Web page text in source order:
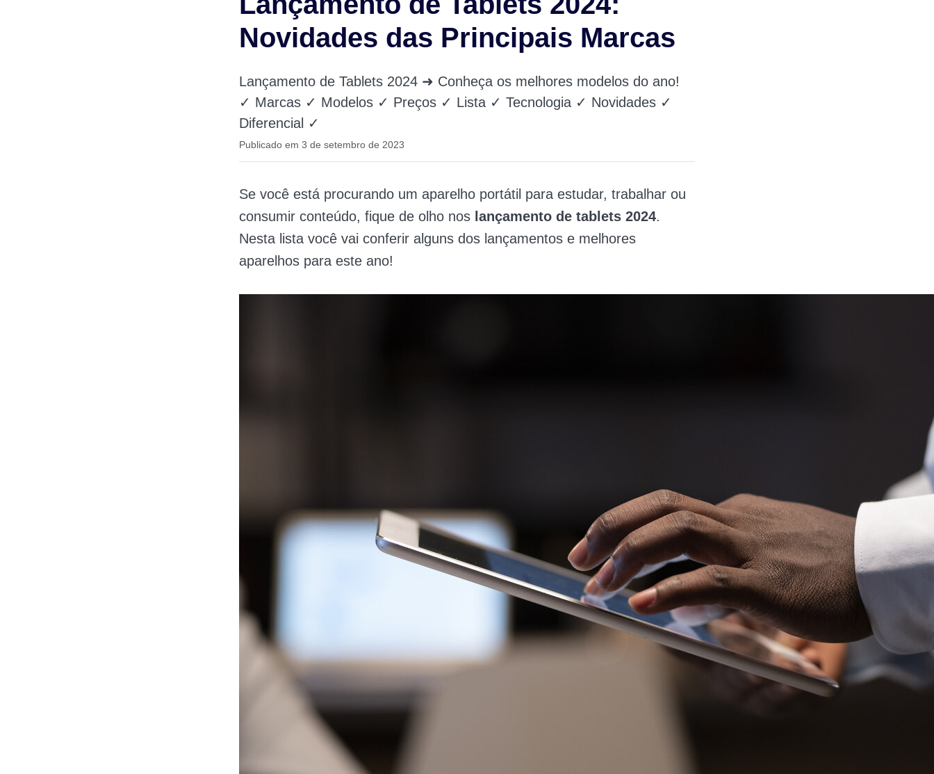
Novidades das Principais Marcas
Lançamento de Tablets 2024 ➜ Conheça os melhores modelos do ano!
✓ Marcas ✓ Modelos ✓ Preços ✓ Lista ✓ Tecnologia ✓ Novidades ✓
Diferencial ✓
Publicado em 3 de setembro de 2023
Se você está procurando um aparelho portátil para estudar, trabalhar ou
consumir conteúdo, fique de olho nos lançamento de tablets 2024.
Nesta lista você vai conferir alguns dos lançamentos e melhores
aparelhos para este ano!